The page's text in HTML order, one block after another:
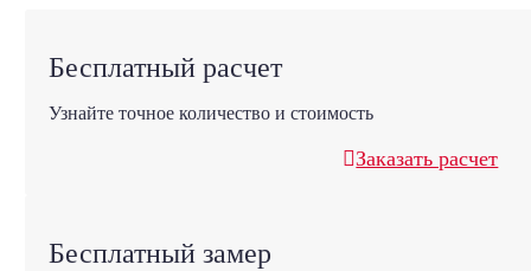
Бесплатный расчет
Узнайте точное количество и стоимость
Заказать расчет
Бесплатный замер